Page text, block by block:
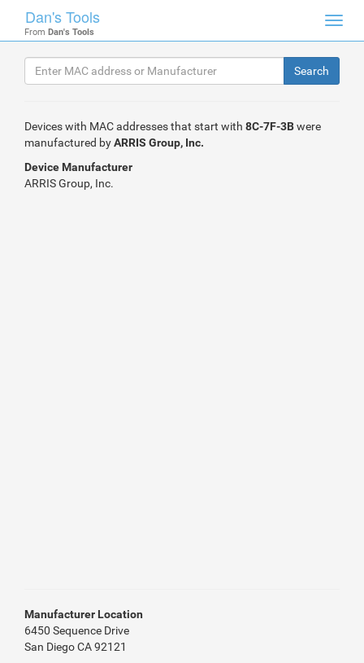
Dan's Tools
From Dan's Tools
Devices with MAC addresses that start with 8C-7F-3Bwere
manufactured byARRIS Group, Inc.
Device Manufacturer
ARRIS Group, Inc.
Manufacturer Location
6450 Sequence Drive
San Diego CA 92121